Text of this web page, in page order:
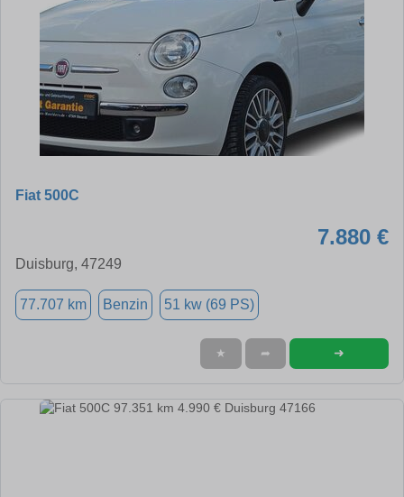
Fiat 500C
7.880 €
Duisburg, 47249
77.707 km Benzin 51 kw (69 PS)
★ ➦ ➜